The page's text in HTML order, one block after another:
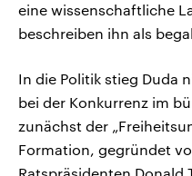
eine wissenschaftliche
beschreiben ihn als
In die Politik stieg Duda
bei der Konkurrenz im
zunächst der
Formation, gegründet